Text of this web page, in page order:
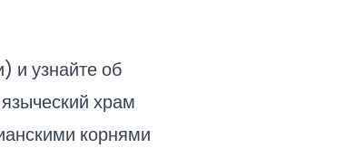
и узнайте об
храм
корнями